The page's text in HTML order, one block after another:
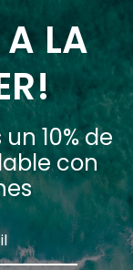
A LA
10% de
con